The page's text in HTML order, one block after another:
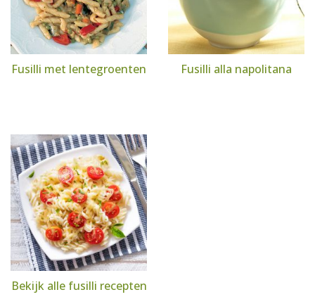
Fusilli met lentegroenten Fusilli alla napolitana
Bekijk alle fusilli recepten